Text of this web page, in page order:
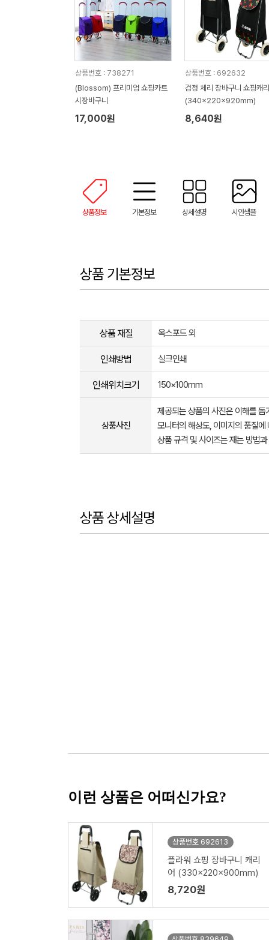
상품번호 : 738271
(Blossom) 프리미엄 쇼핑카트
시장바구니
17,000원
상품번호 : 692632
검정 체리 장바구니 쇼핑캐
(340x220x920mm)
8,640원
상품정보 기본정보 상세설명 시안샘플
상품 기본정보
상품 재질 옥스포드 외
인쇄방법 실크인쇄
인쇄위치크기 150×100mm
상품사진
제공되는 상품의 사진은 이해를
모니터의 해상도, 이미지의 품질
상품 규격 및 사이즈는 재는 방법
상품 상세설명
이런 상품은 어떠신가요?
상품번호 692613
플라워 쇼핑 장바구니 캐리
어 (330x220x900mm)
8,720원